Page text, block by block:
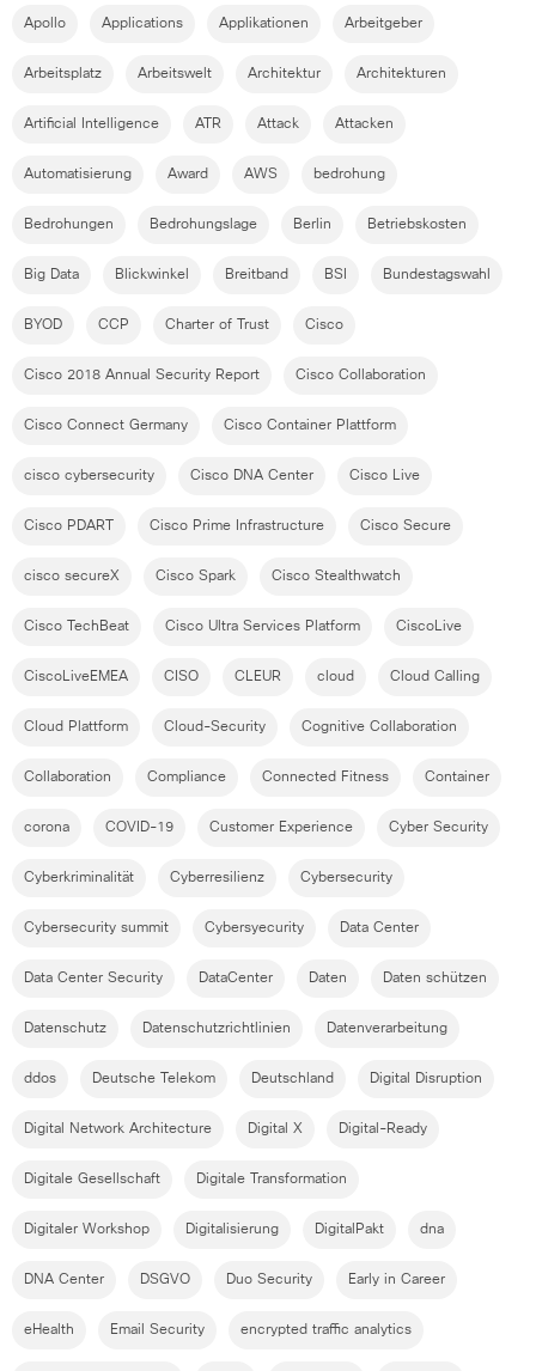
Apollo Applications Applikationen Arbeitgeber
Arbeitsplatz Arbeitswelt Architektur Architekturen
Artificial Intelligence ATR Attack Attacken
Automatisierung Award AWS bedrohung
Bedrohungen Bedrohungslage Berlin Betriebskosten
Big Data Blickwinkel Breitband BSI Bundestagswahl
BYOD CCP Charter of Trust Cisco
Cisco 2018 Annual Security Report Cisco Collaboration
Cisco Connect Germany Cisco Container Plattform
cisco cybersecurity Cisco DNA Center Cisco Live
Cisco PDART Cisco Prime Infrastructure Cisco Secure
cisco secureX Cisco Spark Cisco Stealthwatch
Cisco TechBeat Cisco Ultra Services Platform CiscoLive
CiscoLiveEMEA CISO CLEUR cloud Cloud Calling
Cloud Plattform Cloud-Security Cognitive Collaboration
Collaboration Compliance Connected Fitness Container
corona COVID-19 Customer Experience Cyber Security
Cyberkriminalität Cyberresilienz Cybersecurity
Cybersecurity summit Cybersyecurity Data Center
Data Center Security DataCenter Daten Daten schützen
Datenschutz Datenschutzrichtlinien Datenverarbeitung
ddos Deutsche Telekom Deutschland Digital Disruption
Digital Network Architecture Digital X Digital-Ready
Digitale Gesellschaft Digitale Transformation
Digitaler Workshop Digitalisierung DigitalPakt dna
DNA Center DSGVO Duo Security Early in Career
eHealth Email Security encrypted traffic analytics